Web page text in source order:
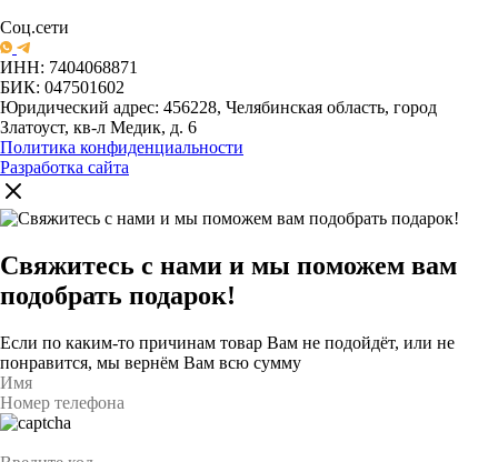
Соц.сети
ИНН: 7404068871
БИК: 047501602
Юридический адрес: 456228, Челябинская область, город
Златоуст, кв-л Медик, д. 6
Политика конфиденциальности
Разработка сайта
Свяжитесь с нами и мы поможем вам
подобрать подарок!
Если по каким-то причинам товар Вам не подойдёт, или не
понравится, мы вернём Вам всю сумму